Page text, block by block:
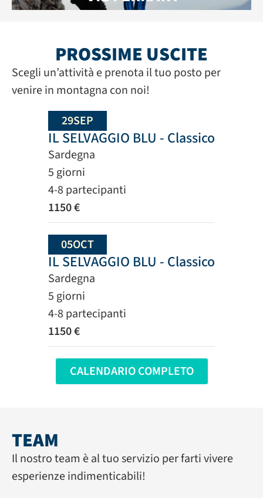
PROSSIME USCITE
Scegli un’attività e prenota il tuo posto per
venire in montagna con noi!
29SEP
IL SELVAGGIO BLU - Classico
Sardegna
5 giorni
4-8 partecipanti
1150 €
05OCT
IL SELVAGGIO BLU - Classico
Sardegna
5 giorni
4-8 partecipanti
1150 €
CALENDARIO COMPLETO
TEAM
Il nostro team è al tuo servizio per farti vivere
esperienze indimenticabili!